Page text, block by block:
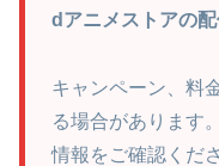
dアニメストアの
キャンペーン、料
る場合があります
情報をご確認くだ